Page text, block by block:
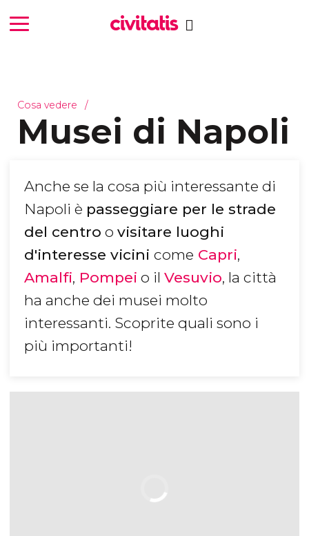
Cosa vedere
Musei di Napoli
Anche se la cosa più interessante di
Napoli è passeggiare per le strade
del centro​ o visitare luoghi
d'interesse vicini come Capri,
Amalfi, Pompei o il Vesuvio, la città
ha anche dei musei molto
interessanti. Scoprite quali sono i
più importanti!